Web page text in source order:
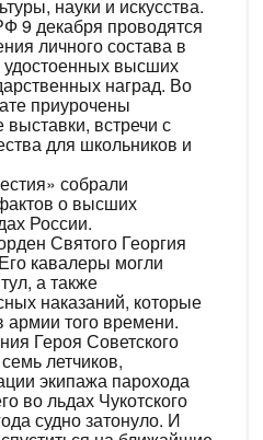
науки и искусства.
9 декабря проводятся
личного состава в
высших
наград. Во
приурочены
встречи с
для школьников и
собрали
о высших
России.
Святого Георгия
кавалеры могли
а также
наказаний, которые
того времени.
Героя Советского
летчиков,
экипажа парохода
во льдах Чукотского
судно затонуло. И